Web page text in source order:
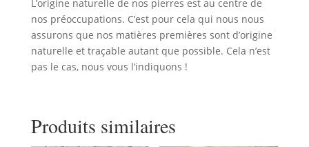
L’origine naturelle de nos pierres est au centre de
nos préoccupations. C’est pour cela qui nous nous
assurons que nos matières premières sont d’origine
naturelle et traçable autant que possible. Cela n’est
pas le cas, nous vous l’indiquons !
Produits similaires